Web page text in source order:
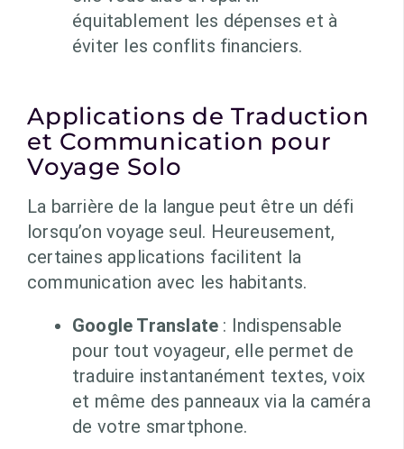
équitablement les dépenses et à
éviter les conflits financiers.
Applications de Traduction
et Communication pour
Voyage Solo
La barrière de la langue peut être un défi
lorsqu’on voyage seul. Heureusement,
certaines applications facilitent la
communication avec les habitants.
Google Translate : Indispensable
pour tout voyageur, elle permet de
traduire instantanément textes, voix
et même des panneaux via la caméra
de votre smartphone.